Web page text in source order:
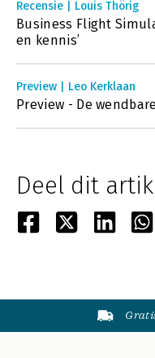
Recensie | Louis Thörig
Business Flight
en kennis’
Preview | Leo Kerklaan
Preview - De
Deel dit